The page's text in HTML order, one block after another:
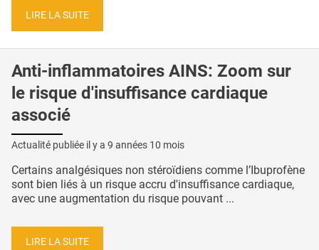
LIRE LA SUITE
Anti-inflammatoires AINS: Zoom sur
le risque d'insuffisance cardiaque
associé
Actualité publiée il y a 9 années 10 mois
Certains analgésiques non stéroïdiens comme l’Ibuprofène
sont bien liés à un risque accru d'insuffisance cardiaque,
avec une augmentation du risque pouvant ...
LIRE LA SUITE